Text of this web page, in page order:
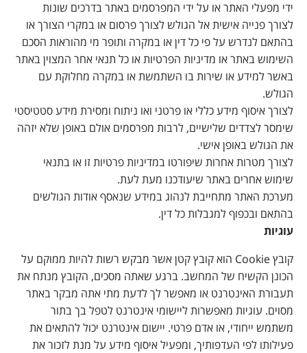
ידי מפעלי האתר או על ידי המפרסמים באתר בדרכים שונות
לצורך פנייה אישית אל הגולש לצורך פרסום או במקרי הצורך או
בהתאם לנדרש על פי כל דין או במקרה ותופר מי מהוראות הסכם
השימוש באתר או מדיניות הפרטיות או כל תנאי אחר המצוין באתר
באשר למידע או שירות בו השתמשת או במקרה מחלוקת עם
הגולש.
לצורך איסוף מידע כללי או פרטני ואו ניתוח ומסירת מידע סטטיסטי
שימסר לצדדים שלישיים, לרבות מפרסמים אולם באופן שלא יזהה
את הגולש באופן אישי.
לצורך מטרות אחרות שיפורטו במדיניות פרטיות זו או בתנאי
שימוש אחרים באתר שיעודכנו מעת לעת.
מערכת האתר מתחייבת לנהוג במידע שנאסף אודות הגולשים
בהתאם ובכפוף למגבלות כל דין.
עוגיות
קובץ Cookie הוא קובץ קטן אשר מבקש רשות להיות ממוקם על
הכונן הקשיח של המחשב. ברגע שאתה מסכים, הקובץ מנתח את
תעבורת האינטרנט או מאפשר לך לדעת מתי אתה מבקר באתר
מסוים. עוגיות מאפשרות ליישומי אינטרנט לטפל בך בתור
משתמש ייחודי, או אדם פרטי. יישום אינטרנט יכול להתאים את
פעילותו לפי העדפותיך, ומפעיל איסוף מידע על מנת לזכור את